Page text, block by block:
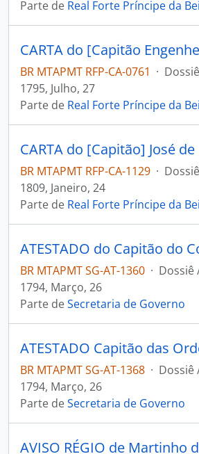
Parte de Real Forte Príncipe da
BR MTAPMT RFP-CA-0761 ·
1795, Julho, 27
Parte de Real Forte Príncipe da
BR MTAPMT RFP-CA-1129 ·
1809, Janeiro, 24
Parte de Real Forte Príncipe da
BR MTAPMT SG-AT-1360 · Dossiê
1794, Março, 26
Parte deSecretaria de Governo
BR MTAPMT SG-AT-1368 · Dossiê
1794, Março, 26
Parte deSecretaria de Governo